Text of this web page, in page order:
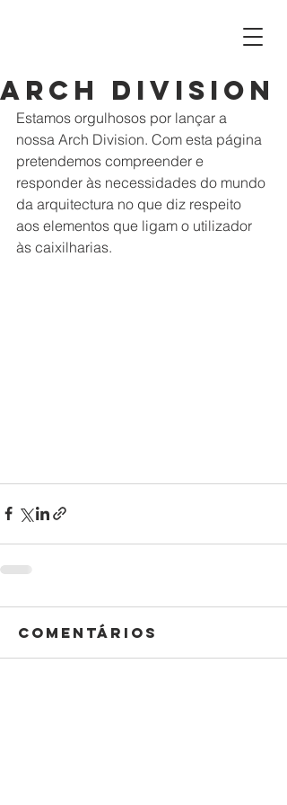
ARCH DIVISION
Estamos orgulhosos por lançar a
nossa Arch Division. Com esta página
pretendemos compreender e
responder às necessidades do mundo
da arquitectura no que diz respeito
aos elementos que ligam o utilizador
às caixilharias.
Comentários